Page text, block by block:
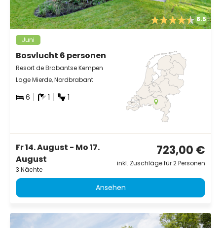
8.5
Juni
Bosvlucht 6 personen
Resort de Brabantse Kempen
Lage Mierde, Nordbrabant
6 1 1
Fr 14. August - Mo 17.
August
3 Nächte
723,00 €
inkl. Zuschläge für 2 Personen
Ansehen